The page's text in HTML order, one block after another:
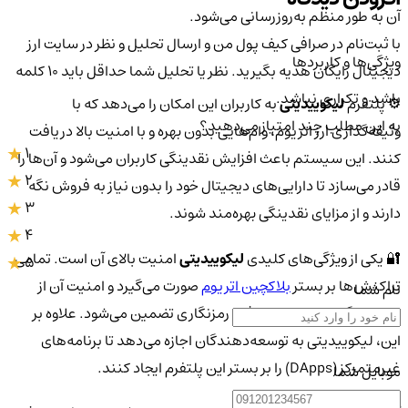
آن به طور منظم به‌روزرسانی می‌شود.
ویژگی‌ها و کاربردها
⚙️ پلتفرملیکوییدیتیبه کاربران این امکان را می‌دهد که با
وثیقه‌گذاری ارز اتریوم، وام‌هایی بدون بهره و با امنیت بالا دریافت
کنند. این سیستم باعث افزایش نقدینگی کاربران می‌شود و آن‌ها را
قادر می‌سازد تا دارایی‌های دیجیتال خود را بدون نیاز به فروش نگه
دارند و از مزایای نقدینگی بهره‌مند شوند.
🔐 یکی از ویژگی‌های کلیدیلیکوییدیتیامنیت بالای آن است. تمامی
تراکنش‌ها بر بستربلاکچین اتریومصورت می‌گیرد و امنیت آن از
طریق الگوریتم‌های پیشرفته رمزنگاری تضمین می‌شود. علاوه بر
این، لیکوییدیتی به توسعه‌دهندگان اجازه می‌دهد تا برنامه‌های
غیرمتمرکز (DApps) را بر بستر این پلتفرم ایجاد کنند.
با ثبت‌نام در صرافی کیف پول من و ارسال تحلیل و نظر در سایت ارز
دیجیتال رایگان هدیه بگیرید. نظر یا تحلیل شما حداقل باید ۱۰ کلمه
باشد و تکراری نباشد.
به این مطلب چند امتیاز می‌دهید؟
1
2
3
4
5
نام شما
موبایل شما